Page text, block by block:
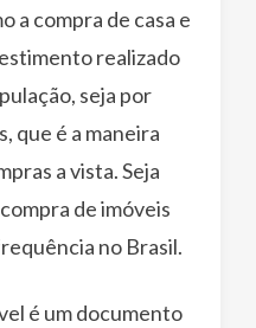
a compra de casa e
realizado
seja por
que é a maneira
a vista. Seja
de imóveis
no Brasil.
é um documento